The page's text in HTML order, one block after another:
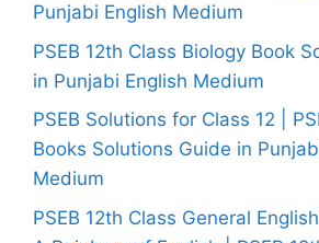
Punjabi English Medium
PSEB 12th Class Biology Book
in Punjabi English Medium
PSEB Solutions for Class 12 |
Books Solutions Guide in
Medium
PSEB 12th Class General